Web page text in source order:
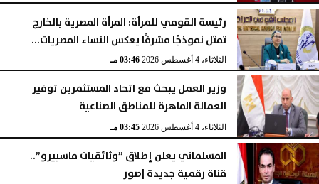
الثلاثاء، 4 أغسطس 2026
رئيسة القومي للمرأة: المرأة المصرية بالخارج
تمثل نموذجًا مشرفًا يعكس النساء المصريات...
الثلاثاء، 4 أغسطس 2026 03:46 مـ
وزير العمل يبحث مع اتحاد المستثمرين توفير
العمالة الماهرة للمناطق الصناعية
الثلاثاء، 4 أغسطس 2026 03:45 مـ
المسلماني يعلن إطلاق ”وثائقيات ماسبيرو”..
قناة رقمية جديدة |صور